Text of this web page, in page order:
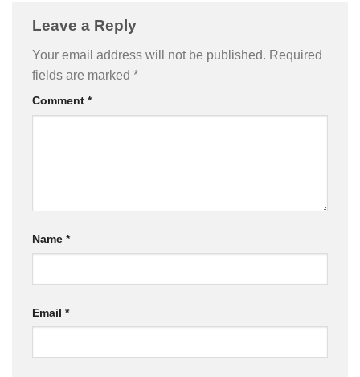
Leave a Reply
Your email address will not be published. Required
fields are marked *
Comment *
Name *
Email *